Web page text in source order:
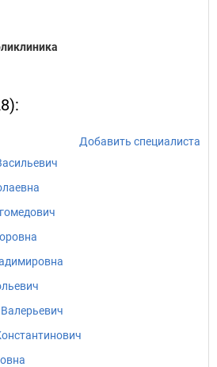
Добавить специалиста